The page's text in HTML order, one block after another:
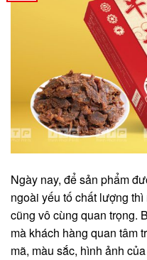
Ngày nay, để sản phẩm
ngoài yếu tố chất lượng
cũng vô cùng quan trọng.
mà khách hàng quan tâm
mã, màu sắc, hình ảnh